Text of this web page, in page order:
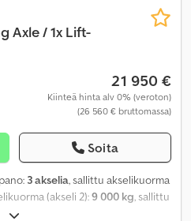
Axle / 1x Lift-
21 950 €
Kiinteä hinta alv 0% (veroton)
(26 560 € bruttomassa)
Soita
3 akselia, sallittu akselikuorma
(akseli 2):9 000 kg, sallittu
, ensirekisteröinti: